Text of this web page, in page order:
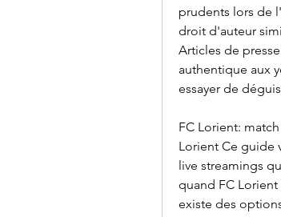
prudents lors de
droit d'auteur
Articles de
authentique aux
essayer de
FC Lorient:
Lorient Ce guide
live streamings
quand FC Lorient
existe des